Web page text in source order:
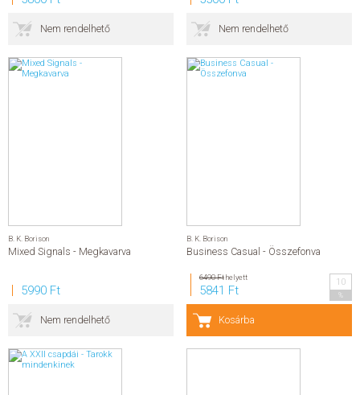
Nem rendelhető Nem rendelhető
B. K. Borison
Mixed Signals - Megkavarva
5990 Ft
Nem rendelhető
B. K. Borison
Business Casual - Összefonva
6490 Fthelyett
5841 Ft
10
Kosárba